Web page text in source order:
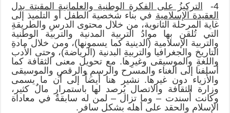
4-
التركيزُ على الفكرة الوطنية والعلمانية المقيتة بدل
العقيدة الإسلامية في بناء شخصية الطفل أو التلميذ إلى
غاية المرحلة الثانوية، من خلال محتوى الدرسِ والطريقةِ
التي تُلقن بها موادُ التربية المدنية والتربية الوطنية
والتربية الإسلامية (الدينية كما يسمونها)، ومن خلال مادةِ
التاريخ والجغرافيا والتربيةِ البدنية (الرياضة)، وحتى الأدب
واللغةِ والموسيقى وغيرِها. مع تحويل معنى الثقافة كما
أسلفنا إلى الغناء والمسرح والرسمِ والرقصِ والموسيقى
والأزياء دون غيرها. نشير هنا أيضاً إلى أن ما يسمى
وزارة الثقافة والاتصال يُرصد لها باستمرار مالٌ كثير،
وكانت أُسندت – وما تزال – لمن له سابقةٌ في معاداة
الإسلامِ والحقد على أهله بشكل سافر.